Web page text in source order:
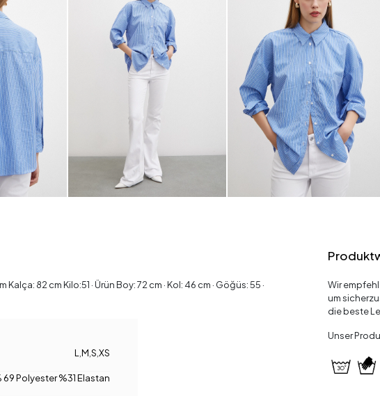
82 cm Kilo:51 · Ürün Boy: 72 cm · Kol: 46 cm · Göğüs: 55 ·
L ,M ,S ,XS
69 Polyester %31 Elastan
Wir
um
die beste
Unser